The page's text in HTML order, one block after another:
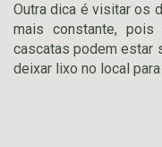
Outra dica é visitar os
mais constante,
cascatas podem estar
deixar lixo no local